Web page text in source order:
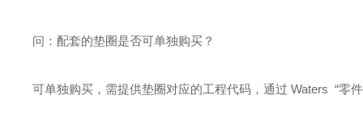
问：配套的垫圈是否可单独购买？
可单独购买，需提供垫圈对应的工程代码，通过 Waters “零